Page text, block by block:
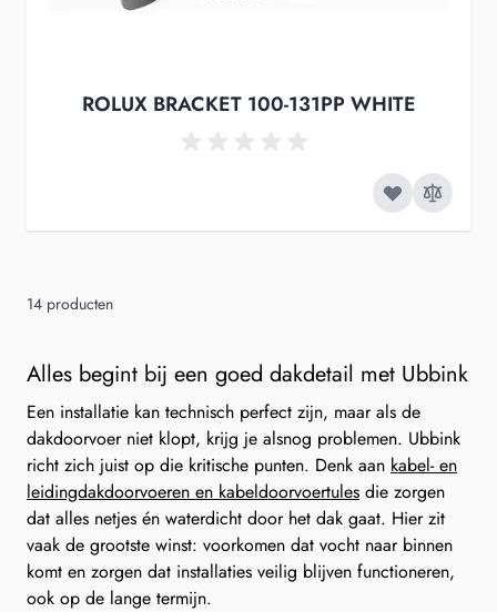
ROLUX BRACKET 100-131PP WHITE
14 producten
Alles begint bij een goed dakdetail met Ubbink
Een installatie kan technisch perfect zijn, maar als de
dakdoorvoer niet klopt, krijg je alsnog problemen. Ubbink
richt zich juist op die kritische punten. Denk aan kabel- en
leidingdakdoorvoeren en kabeldoorvoertules die zorgen
dat alles netjes én waterdicht door het dak gaat. Hier zit
vaak de grootste winst: voorkomen dat vocht naar binnen
komt en zorgen dat installaties veilig blijven functioneren,
ook op de lange termijn.